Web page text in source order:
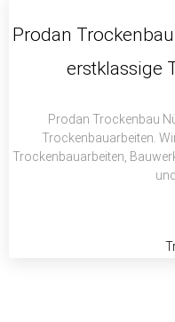
b
t
r
s
p
Prodan
erstklassige
Prodan Trockenbau
Trockenbauarbeiten.
Trockenbauarbeiten,